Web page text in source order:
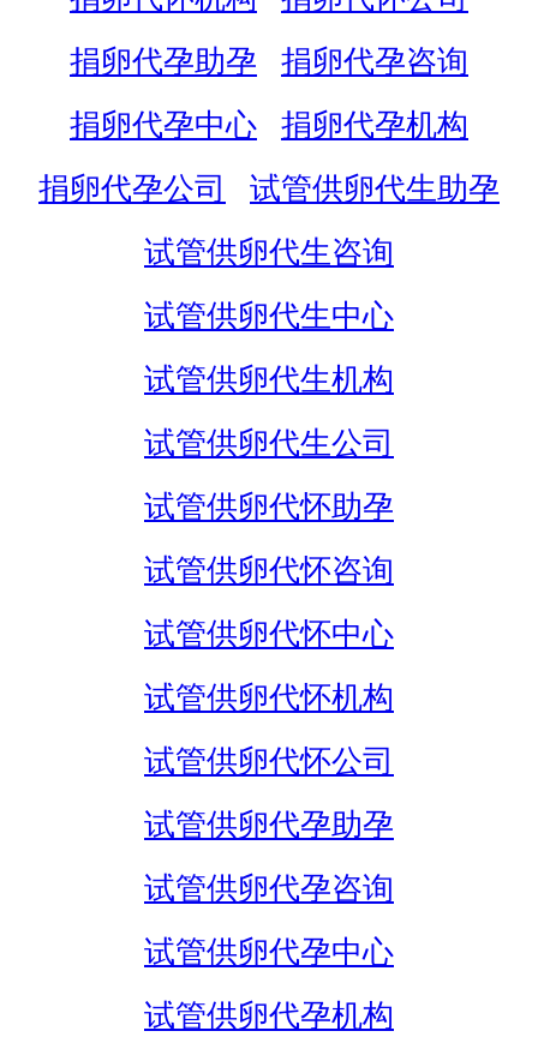
捐卵代孕助孕
捐卵代孕咨询
捐卵代孕中心
捐卵代孕机构
捐卵代孕公司
试管供卵代生助孕
试管供卵代生咨询
试管供卵代生中心
试管供卵代生机构
试管供卵代生公司
试管供卵代怀助孕
试管供卵代怀咨询
试管供卵代怀中心
试管供卵代怀机构
试管供卵代怀公司
试管供卵代孕助孕
试管供卵代孕咨询
试管供卵代孕中心
试管供卵代孕机构